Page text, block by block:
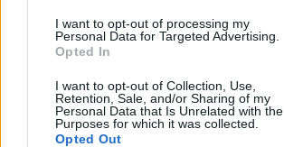
I want to opt-out of processing my
Personal Data for Targeted Advertising.
Opted In
I want to opt-out of Collection, Use,
Retention, Sale, and/or Sharing of my
Personal Data that Is Unrelated with the
Purposes for which it was collected.
Opted Out
Manchester United
Felkészülési szezon 4. mérkőzés
2026-08-08 17:00